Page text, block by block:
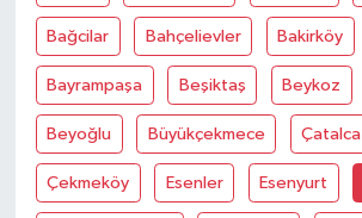
Bağcilar Bahçelievler Bakirköy
Bayrampaşa Beşiktaş Beykoz
Beyoğlu Büyükçekmece Çatalca
Çekmeköy Esenler Esenyurt